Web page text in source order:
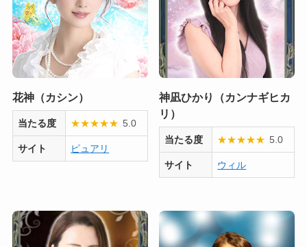
花神（カシン）
当たる度 ★★★★★ 5.0
サイト ピュアリ
神凪ひかり（カンナギヒカ
リ）
当たる度 ★★★★★ 5.0
サイト ウィル